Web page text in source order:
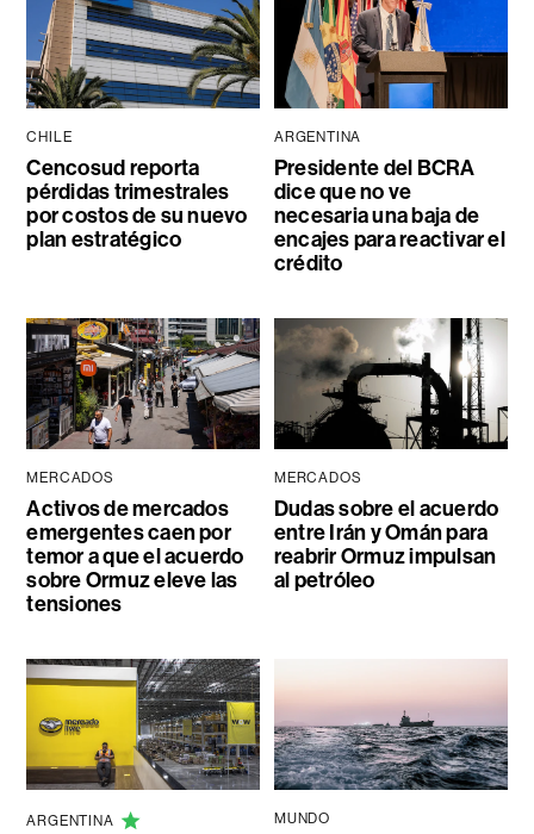
CHILE
Cencosud reporta
pérdidas trimestrales
por costos de su nuevo
plan estratégico
ARGENTINA
Presidente del BCRA
dice que no ve
necesaria una baja de
encajes para reactivar el
crédito
MERCADOS
Activos de mercados
emergentes caen por
temor a que el acuerdo
sobre Ormuz eleve las
tensiones
MERCADOS
Dudas sobre el acuerdo
entre Irán y Omán para
reabrir Ormuz impulsan
al petróleo
ARGENTINA MUNDO